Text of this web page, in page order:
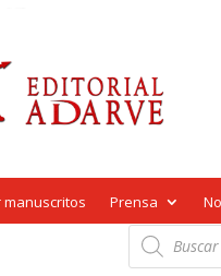
manuscritos Prensa
Búsqueda
de
productos